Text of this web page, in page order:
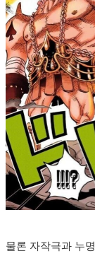
물론 자작극과 누